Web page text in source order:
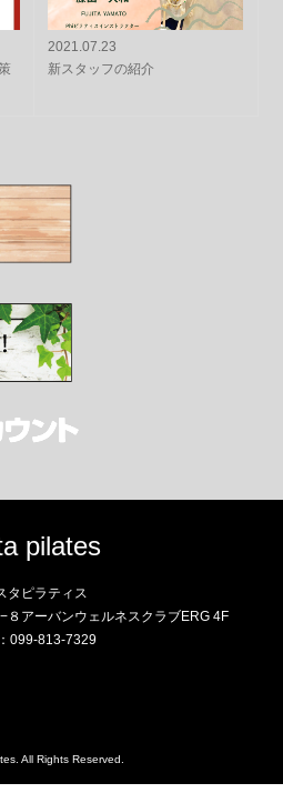
2021.07.23
新スタッフの紹介
pilates
タピラティス
８アーバンウェルネスクラブERG 4F
099-813-7329
. All Rights Reserved.